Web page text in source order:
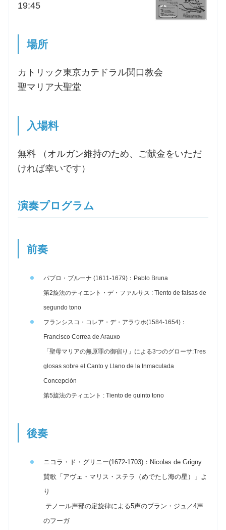
19:45
場所
カトリック東京カテドラル関口教会
聖マリア大聖堂
入場料
無料 （オルガン維持のため、ご献金をいただ
ければ幸いです）
演奏プログラム
前奏
パブロ・ブルーナ (1611-1679)：Pablo Bruna
第2旋法のティエント・デ・ファルサス : Tiento de falsas de
segundo tono
フランシスコ・コレア・デ・アラウホ(1584-1654)：
Francisco Correa de Arauxo
「聖母マリアの無原罪の御宿り」による3つのグローサ:Tres
glosas sobre el Canto y Llano de la Inmaculada
Concepción
第5旋法のティエント : Tiento de quinto tono
後奏
ニコラ・ド・グリニー(1672-1703)：Nicolas de Grigny
賛歌「アヴェ・マリス・ステラ（めでたし海の星）」よ
り
テノール声部の定旋律による5声のプラン・ジュ／4声
のフーガ